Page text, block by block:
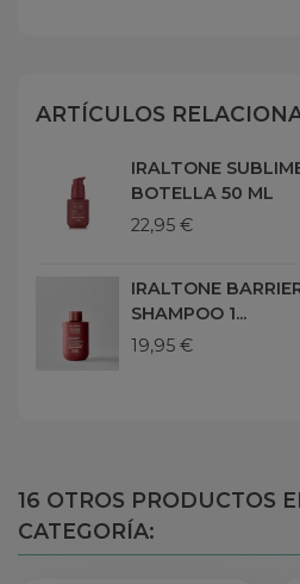
ARTÍCULOS
IRALTONE
BOTELLA 50 ML
22,95 €
IRALTONE
SHAMPOO 1...
19,95 €
16 OTROS PRODUCTOS
CATEGORÍA: